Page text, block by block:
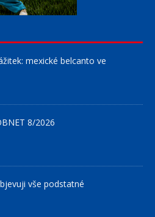
mexické belcanto ve
8/2026
vše podstatné